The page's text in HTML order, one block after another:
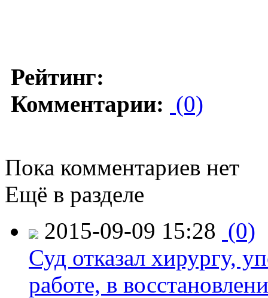
Рейтинг:
Комментарии: (0)
Пока комментариев нет
Ещё в разделе
2015-09-09 15:28 (0)
Суд отказал хирургу,
работе, в